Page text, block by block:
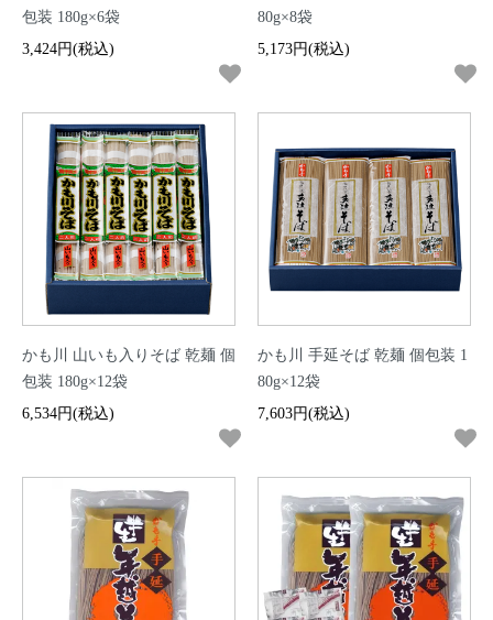
包装 180g×6袋
3,424円(税込)
80g×8袋
5,173円(税込)
かも川 山いも入りそば 乾麺 個
包装 180g×12袋
6,534円(税込)
かも川 手延そば 乾麺 個包装 1
80g×12袋
7,603円(税込)